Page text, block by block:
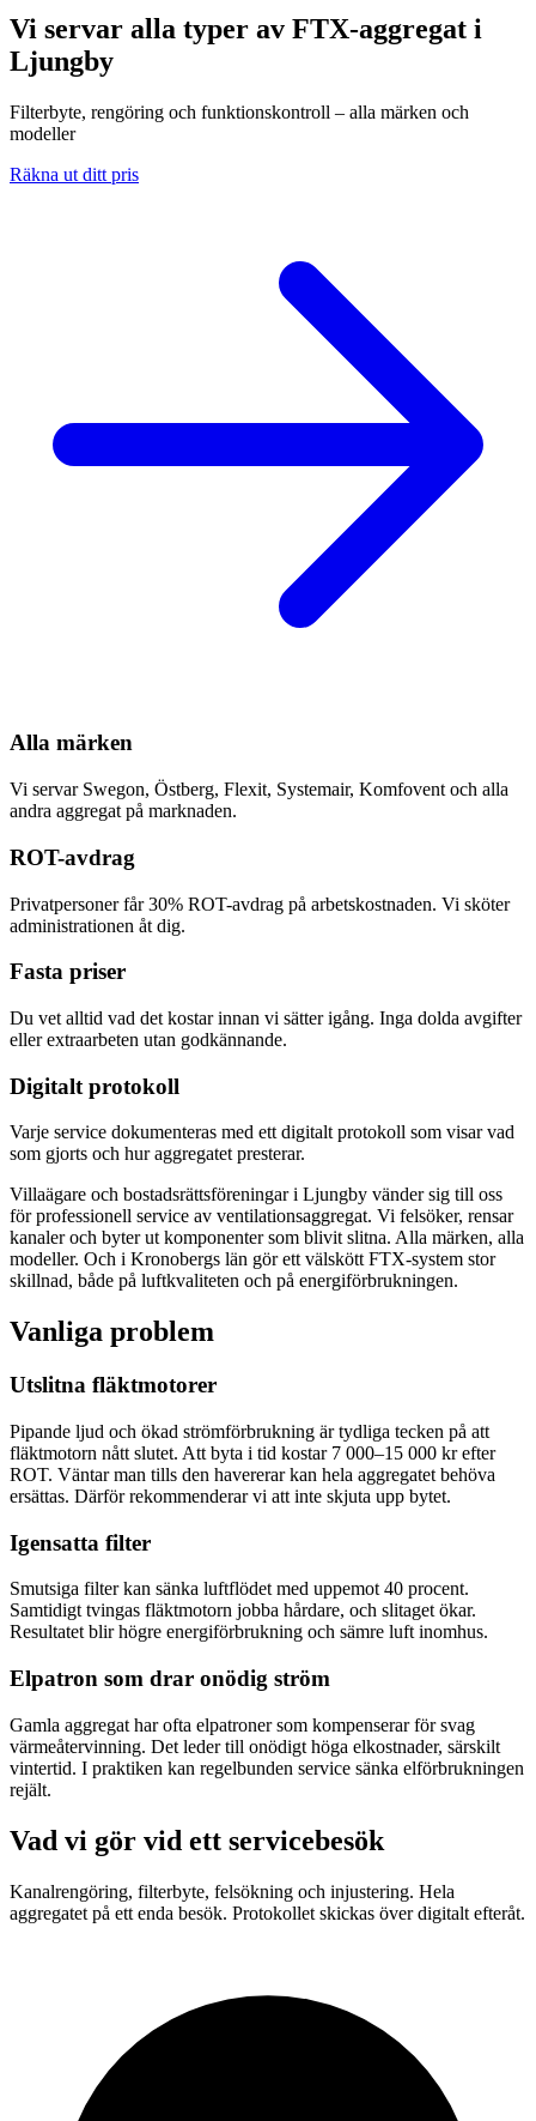
Vi servar alla typer av FTX-aggregat i
Ljungby
Filterbyte, rengöring och funktionskontroll – alla märken och
modeller
Räkna ut ditt pris
Alla märken
Vi servar Swegon, Östberg, Flexit, Systemair, Komfovent och alla
andra aggregat på marknaden.
ROT-avdrag
Privatpersoner får 30% ROT-avdrag på arbetskostnaden. Vi sköter
administrationen åt dig.
Fasta priser
Du vet alltid vad det kostar innan vi sätter igång. Inga dolda avgifter
eller extraarbeten utan godkännande.
Digitalt protokoll
Varje service dokumenteras med ett digitalt protokoll som visar vad
som gjorts och hur aggregatet presterar.
Villaägare och bostadsrättsföreningar i Ljungby vänder sig till oss
för professionell service av ventilationsaggregat. Vi felsöker, rensar
kanaler och byter ut komponenter som blivit slitna. Alla märken, alla
modeller. Och i Kronobergs län gör ett välskött FTX-system stor
skillnad, både på luftkvaliteten och på energiförbrukningen.
Vanliga problem
Utslitna fläktmotorer
Pipande ljud och ökad strömförbrukning är tydliga tecken på att
fläktmotorn nått slutet. Att byta i tid kostar 7 000–15 000 kr efter
ROT. Väntar man tills den havererar kan hela aggregatet behöva
ersättas. Därför rekommenderar vi att inte skjuta upp bytet.
Igensatta filter
Smutsiga filter kan sänka luftflödet med uppemot 40 procent.
Samtidigt tvingas fläktmotorn jobba hårdare, och slitaget ökar.
Resultatet blir högre energiförbrukning och sämre luft inomhus.
Elpatron som drar onödig ström
Gamla aggregat har ofta elpatroner som kompenserar för svag
värmeåtervinning. Det leder till onödigt höga elkostnader, särskilt
vintertid. I praktiken kan regelbunden service sänka elförbrukningen
rejält.
Vad vi gör vid ett servicebesök
Kanalrengöring, filterbyte, felsökning och injustering. Hela
aggregatet på ett enda besök. Protokollet skickas över digitalt efteråt.